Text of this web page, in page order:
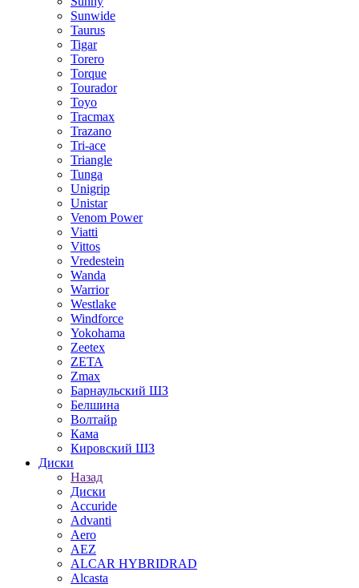
Sunwide
Taurus
Tigar
Torero
Torque
Tourador
Toyo
Tracmax
Trazano
Tri-ace
Triangle
Tunga
Unigrip
Unistar
Venom Power
Viatti
Vittos
Vredestein
Wanda
Warrior
Westlake
Windforce
Yokohama
Zeetex
ZETA
Zmax
Барнаульский ШЗ
Белшина
Волтайр
Кама
Кировский ШЗ
Диски
Назад
Диски
Accuride
Advanti
Aero
AEZ
ALCAR HYBRIDRAD
Alcasta